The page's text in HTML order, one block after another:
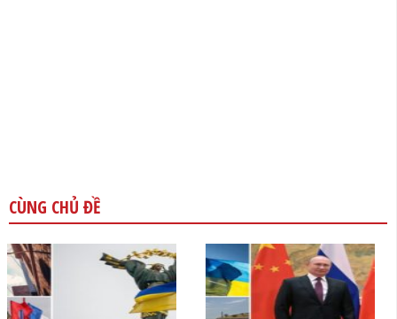
CÙNG CHỦ ĐỀ